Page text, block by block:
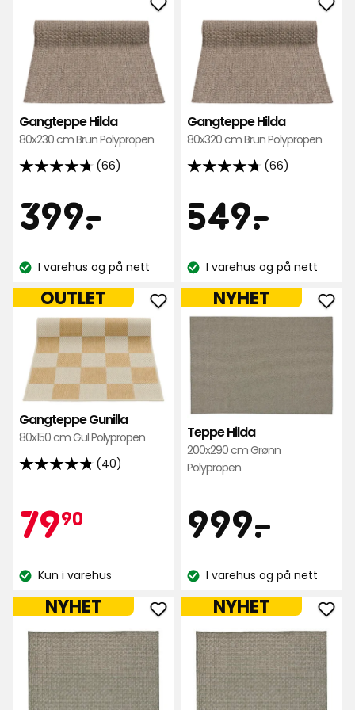
Gangteppe Hilda
80x230 cm Brun Polypropen
(66)
4.7
5
stjerner,
på
66
anmeldelser
Pris
399-
.
kr
Lagerbalanse:
I varehus og på nett
Legg
Gangteppe
i
favoritter
Gangteppe Hilda
80x320 cm Brun Polypropen
(66)
4.7
5
stjerner,
på
66
anmeldelser
Pris
549-
.
kr
Lagerbalanse:
I varehus og på nett
i
Gangteppe Gunilla
80x150 cm Gul Polypropen
(40)
4.8
5
stjerner,
på
40
anmeldelser
7990
kr
OUTLET
Lagerbalanse:
Kun i varehus
Legg
Gangteppe
Gunilla
i
favoritter
Teppe Hilda
200x290 cm Grønn
Polypropen
Pris
999-
.
kr
NYHET
Lagerbalanse:
I varehus og på nett
NYHET
Legg
til
Gangteppe
Hilda
NYHET
til
i